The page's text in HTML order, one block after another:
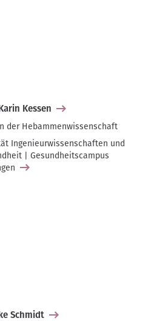
Kessen
der Hebammenwissenschaft
Ingenieurwissenschaften und
| Gesundheitscampus
Schmidt